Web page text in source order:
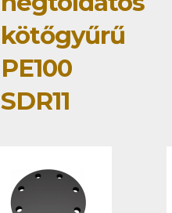
kötőgyűrű
PE100
SDR11